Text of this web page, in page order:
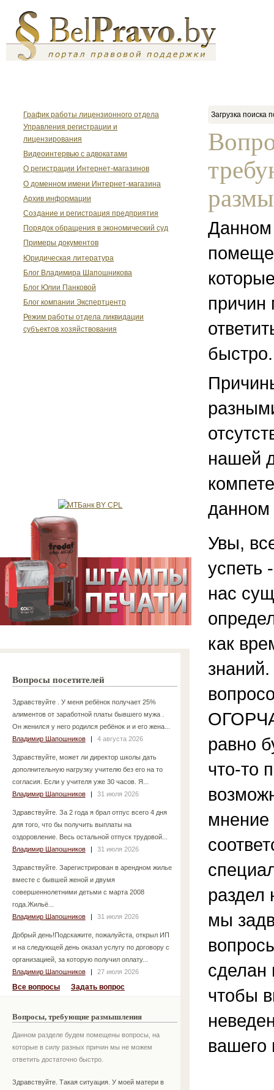
График работы лицензионного отдела
Управления регистрации и
лицензирования
Видеоинтервью с адвокатами
О регистрации Интернет-магазинов
О доменном имени Интернет-магазина
Архив информации
Создание и регистрация предприятия
Порядок обращения в экономический суд
Примеры документов
Юридическая литература
Блог Владимира Шапошникова
Блог Юлии Панковой
Блог компании Экспертцентр
Режим работы отдела ликвидации
субъектов хозяйствования
Вопросы посетителей
Здравствуйте . У меня ребёнок получает 25%
алиментов от заработной платы бывшего мужа .
Он женился у него родился ребёнок и и его жена...
Владимир Шапошников
| 4 августа 2026
Здравствуйте, может ли директор школы дать
дополнительную нагрузку учителю без его на то
согласия. Если у учителя уже 30 часов. Я...
Владимир Шапошников
| 31 июля 2026
Здравствуйте. За 2 года я брал отпус всего 4 дня
для того, что бы получить выплаты на
оздоровление. Весь остальной отпуск трудовой...
Владимир Шапошников
| 31 июля 2026
Здравствуйте. Зарегистрирован в арендном жилье
вместе с бывшей женой и двумя
совершеннолетними детьми с марта 2008
года.Жильё...
Владимир Шапошников
| 31 июля 2026
Добрый день!Подскажите, пожалуйста, открыл ИП
и на следующей день оказал услугу по договору с
организацией, за которую получил оплату...
Владимир Шапошников
| 27 июля 2026
Все вопросы Задать вопрос
Вопросы, требующие размышления
Данном разделе будем помещены вопросы, на
которые в силу разных причин мы не можем
ответить достаточно быстро.
Здравствуйте. Такая ситуация. У моей матери в
Загрузка поиска
Данном
быстро.
нашей
данном
Увы,
успеть
нас
как
равно
что-то
мнение
раздел
мы
сделан
чтобы
вашего